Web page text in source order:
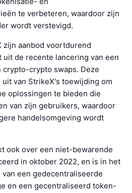
te verbeteren, waardoor zijn
wordt verstevigd.
zijn aanbod voortdurend
de recente lancering van een
crypto swaps. Deze
van StrikeX's toewijding om
oplossingen te bieden die
van zijn gebruikers, waardoor
handelsomgeving wordt
ook over een niet-bewarende
in oktober 2022, en is in het
een gedecentraliseerde
en een gecentraliseerd token-